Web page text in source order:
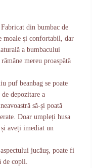
Fabricat din bumbac de
moale și confortabil, dar
a bumbacului
mereu proaspătă
puf beanbag se poate
depozitare a
să-și poată
Doar umpleți husa
aveți imediat un
jucăuș, poate fi
de copii.